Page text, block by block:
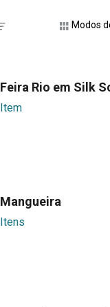
Modos
Feira Rio em Silk
Item
Mangueira
Itens